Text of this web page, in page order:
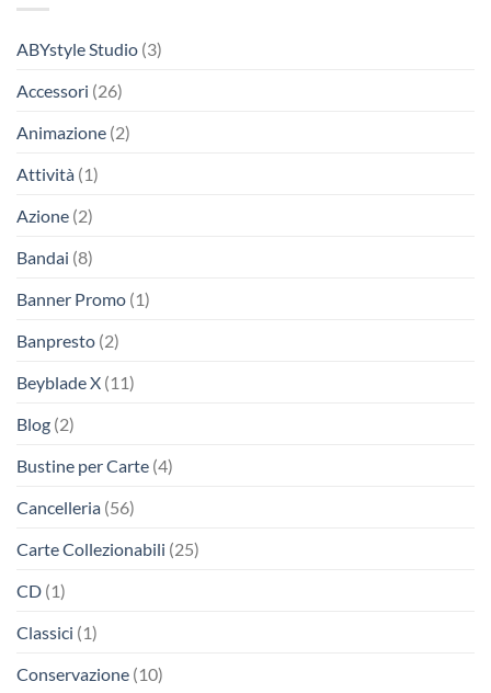
ABYstyle Studio (3)
Accessori (26)
Animazione (2)
Attività (1)
Azione (2)
Bandai (8)
Banner Promo (1)
Banpresto (2)
Beyblade X (11)
Blog (2)
Bustine per Carte (4)
Cancelleria (56)
Carte Collezionabili (25)
CD (1)
Classici (1)
Conservazione (10)